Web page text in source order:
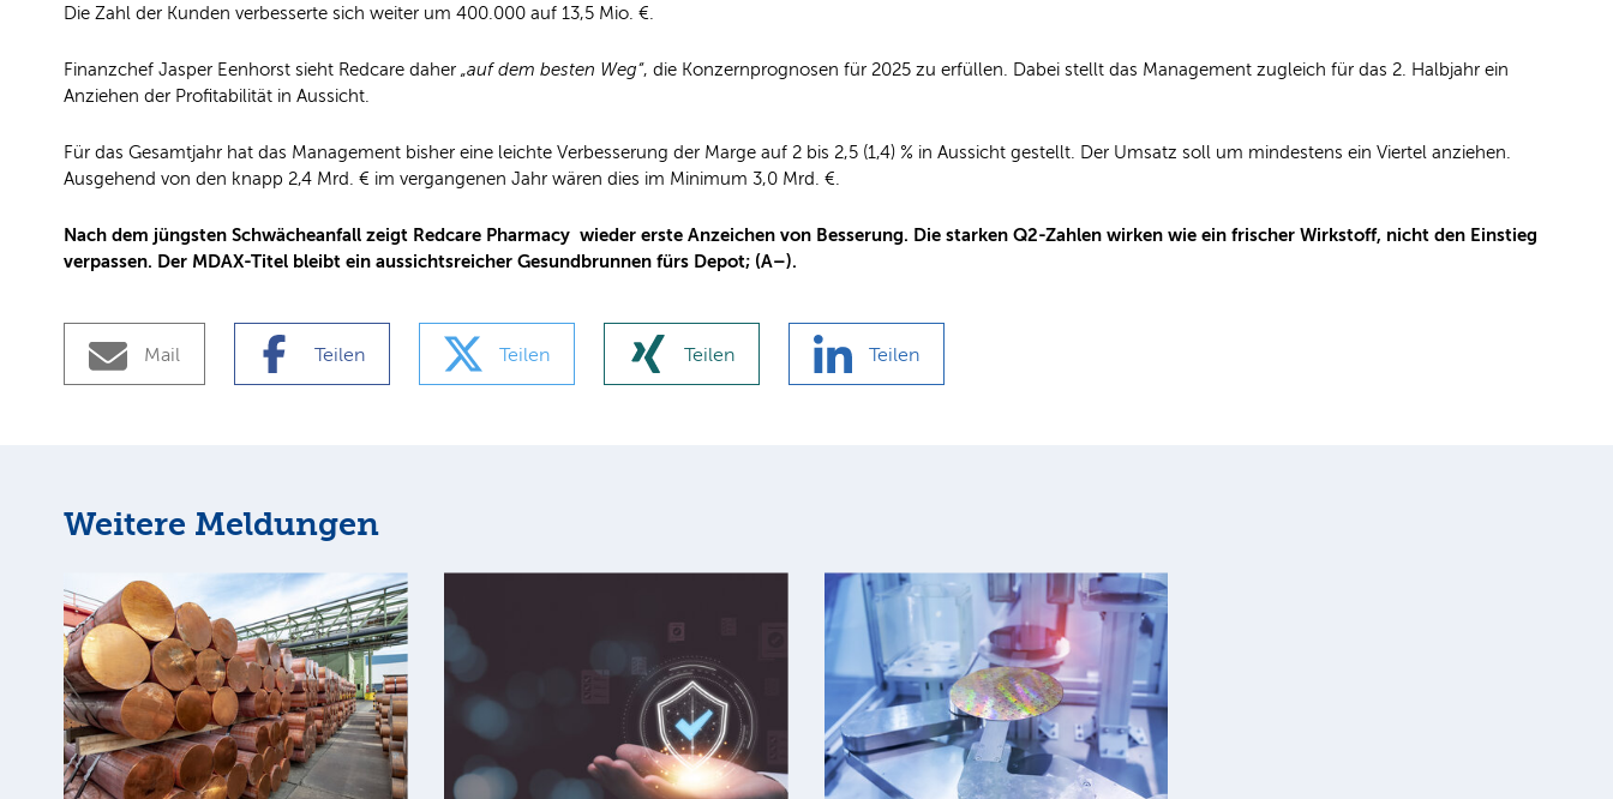
Die Zahl der Kunden verbesserte sich weiter um 400.000 auf 13,5 Mio. €.
Finanzchef Jasper Eenhorst sieht Redcare daher „auf dem besten Weg“, die Konzernprognosen für 2025 zu erfüllen. Dabei stellt das Management zugleich für das 2. Halbjahr ein
Anziehen der Profitabilität in Aussicht.
Für das Gesamtjahr hat das Management bisher eine leichte Verbesserung der Marge auf 2 bis 2,5 (1,4) % in Aussicht gestellt. Der Umsatz soll um mindestens ein Viertel anziehen.
Ausgehend von den knapp 2,4 Mrd. € im vergangenen Jahr wären dies im Minimum 3,0 Mrd. €.
Nach dem jüngsten Schwächeanfall zeigt Redcare Pharmacy wieder erste Anzeichen von Besserung. Die starken Q2-Zahlen wirken wie ein frischer Wirkstoff, nicht den Einstieg
verpassen. Der MDAX-Titel bleibt ein aussichtsreicher Gesundbrunnen fürs Depot; (A–).
Mail Teilen Teilen Teilen Teilen
Weitere Meldungen